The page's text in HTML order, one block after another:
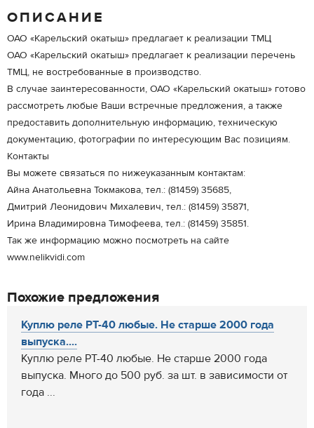
ОПИСАНИЕ
ОАО «Карельский окатыш» предлагает к реализации ТМЦ
ОАО «Карельский окатыш» предлагает к реализации перечень
ТМЦ, не востребованные в производство.
В случае заинтересованности, ОАО «Карельский окатыш» готово
рассмотреть любые Ваши встречные предложения, а также
предоставить дополнительную информацию, техническую
документацию, фотографии по интересующим Вас позициям.
Контакты
Вы можете связаться по нижеуказанным контактам:
Айна Анатольевна Токмакова, тел.: (81459) 35685,
Дмитрий Леонидович Михалевич, тел.: (81459) 35871,
Ирина Владимировна Тимофеева, тел.: (81459) 35851.
Так же информацию можно посмотреть на сайте
www.nelikvidi.com
Похожие предложения
Куплю реле РТ-40 любые. Не старше 2000 года
выпуска....
Куплю реле РТ-40 любые. Не старше 2000 года
выпуска. Много до 500 руб. за шт. в зависимости от
года ...